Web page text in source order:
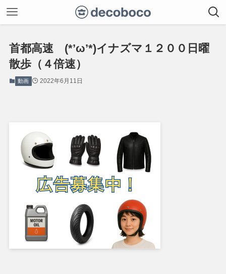
首都高速 (*’ω’*)イナズマ１２００日曜
散歩（４倍速）
動画 2022年6月11日